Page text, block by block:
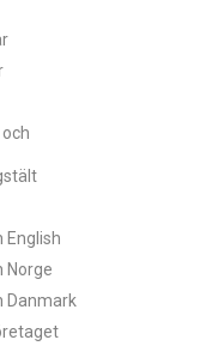
English
Norge
Danmark